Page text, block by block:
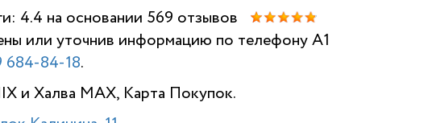
или уточнив информацию по телефону A1
684-84-18.
и Халва MAX, Карта Покупок.
4.4 на основании 569 отзывов